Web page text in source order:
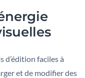
d’édition faciles à
et de modifier des